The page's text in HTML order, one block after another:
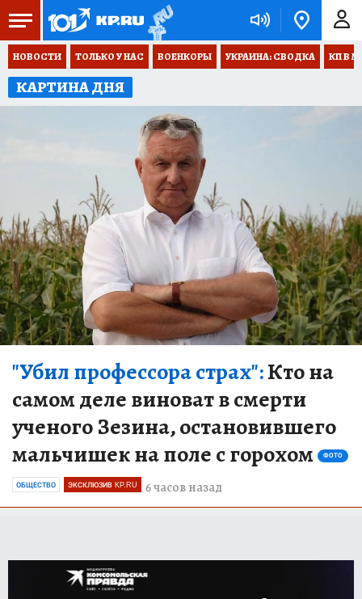
НОВОСТИ ТОЛЬКО У НАС ВОЕНКОРЫ УКРАИНА: СВОДКА КП В
КАРТИНА ДНЯ
"Убил профессора страх":Кто на
самом деле виноват в смерти
ученого Зезина, остановившего
мальчишек на поле с горохом
ФОТО
6 часов назад
ОБЩЕСТВО ЭКСКЛЮЗИВ KP.RU